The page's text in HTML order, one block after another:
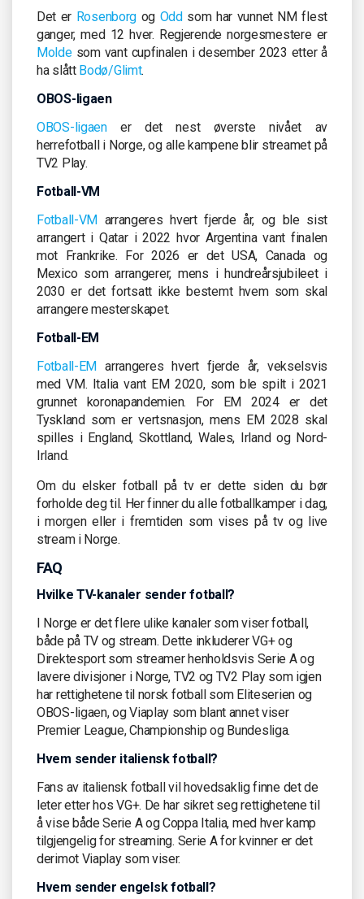
Det er Rosenborg og Oddsom har vunnet NM flest
ganger, med 12 hver. Regjerende norgesmestere er
Moldesom vant cupfinalen i desember 2023 etter å
ha slått Bodø/Glimt.
OBOS-ligaen
OBOS-ligaener det nest øverste nivået av
herrefotball i Norge, og alle kampene blir streamet på
TV2 Play.
Fotball-VM
Fotball-VM arrangeres hvert fjerde år, og ble sist
arrangert i Qatar i 2022 hvor Argentina vant finalen
mot Frankrike. For 2026 er det USA, Canada og
Mexico som arrangerer, mens i hundreårsjubileet i
2030 er det fortsatt ikke bestemt hvem som skal
arrangere mesterskapet.
Fotball-EM
Fotball-EM arrangeres hvert fjerde år, vekselsvis
med VM. Italia vant EM 2020, som ble spilt i 2021
grunnet koronapandemien. For EM 2024 er det
Tyskland som er vertsnasjon, mens EM 2028 skal
spilles i England, Skottland, Wales, Irland og Nord-
Irland.
Om du elsker fotball på tv er dette siden du bør
forholde deg til. Her finner du alle fotballkamper i dag,
i morgen eller i fremtiden som vises på tv og live
stream i Norge.
FAQ
Hvilke TV-kanaler sender fotball?
I Norge er det flere ulike kanaler som viser fotball,
både på TV og stream. Dette inkluderer VG+ og
Direktesport som streamer henholdsvis Serie A og
lavere divisjoner i Norge, TV2 og TV2 Play som igjen
har rettighetene til norsk fotball som Eliteserien og
OBOS-ligaen, og Viaplay som blant annet viser
Premier League, Championship og Bundesliga.
Hvem sender italiensk fotball?
Fans av italiensk fotball vil hovedsaklig finne det de
leter etter hos VG+. De har sikret seg rettighetene til
å vise både Serie A og Coppa Italia, med hver kamp
tilgjengelig for streaming. Serie A for kvinner er det
derimot Viaplay som viser.
Hvem sender engelsk fotball?